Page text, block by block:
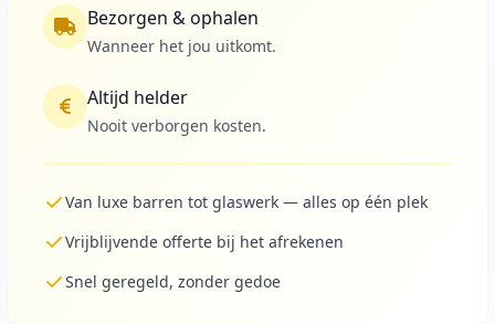
Bezorgen & ophalen
Wanneer het jou uitkomt.
Altijd helder
Nooit verborgen kosten.
Van luxe barren tot glaswerk — alles op één plek
Vrijblijvende offerte bij het afrekenen
Snel geregeld, zonder gedoe